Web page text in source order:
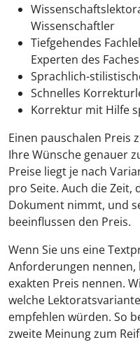
Wissenschaftler
Tiefgehendes
Experten des Faches
Sprachlich-
Schnelles
Korrektur mit Hilfe
Einen pauschalen Preis
Ihre Wünsche genauer
Preise liegt je nach
pro Seite. Auch die Zeit,
Dokument nimmt, und
beeinflussen den Preis.
Wenn Sie uns eine
Anforderungen nennen,
exakten Preis nennen.
welche
empfehlen würden. So
zweite Meinung zum